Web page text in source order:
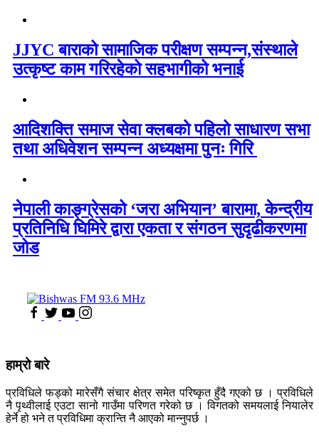
JJYC बाराको सामाजिक परीक्षण सम्पन्न,संस्थाले
उत्कृष्ट काम गरिरहेको सहभागीको भनाई
आदिशक्ति समाज सेवा क्लबको पहिलो साधारण सभा
तथा अधिवेशन सम्पन्न अध्यक्षमा पुनः गिरि
नेपाली काङ्ग्रेसको ‘जरा अभियान’ बारामा, केन्द्रीय
प्रतिनिधि घिमिरे द्वारा एकता र संगठन सुदृढीकरणमा
जोड
हाम्रो बारे
प्रविधिले फड्को मारेसँगै संचार क्षेत्र समेत परिष्कृत हुँदै गएको छ । प्रविधिले
नै पृथ्वीलाई एउटा सानो गाउँमा परिणत गरेको छ । विगतको समयलाई नियालेर
हेर्ने हो भने त प्रविधिमा क्रान्ति नै आएको मान्नुपर्छ ।